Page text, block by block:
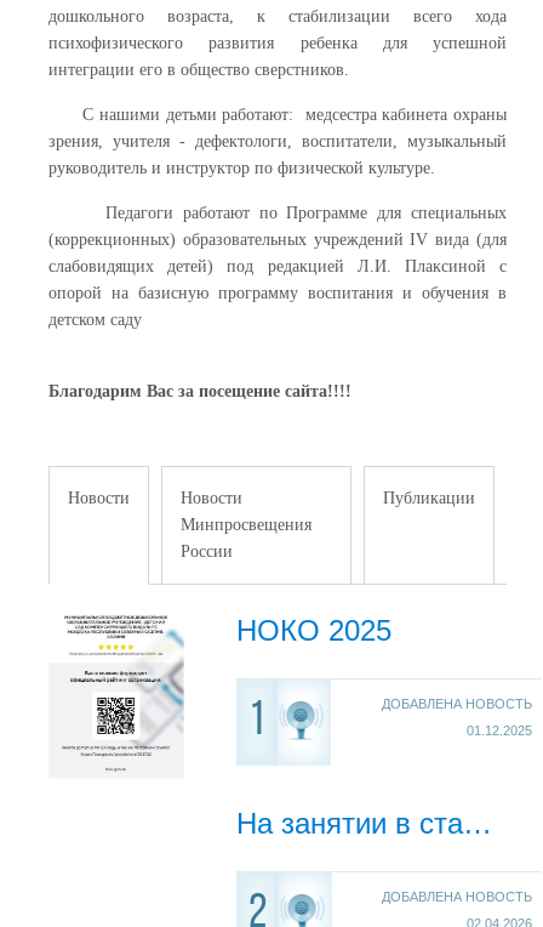
дошкольного возраста, к стабилизации всего хода
психофизического развития ребенка для успешной
интеграции его в общество сверстников.
С нашими детьми работают: медсестра кабинета охраны
зрения, учителя - дефектологи, воспитатели, музыкальный
руководитель и инструктор по физической культуре.
Педагоги работают по Программе для специальных
(коррекционных) образовательных учреждений IV вида (для
слабовидящих детей) под редакцией Л.И. Плаксиной с
опорой на базисную программу воспитания и обучения в
детском саду
Благодарим Вас за посещение сайта!!!!
Новости
Новости
Минпросвещения
России
Публикации
НОКО 2025
1
ДОБАВЛЕНА НОВОСТЬ
01.12.2025
На занятии в старшей группе по ФЭМП "Путешествие в «Математическую страну»"
2
ДОБАВЛЕНА НОВОСТЬ
02.04.2026